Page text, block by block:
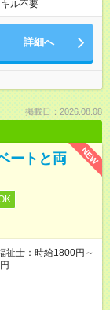
ル不要
詳細へ
掲載日：2026.08.08
NEW
ートと両
祉士：時給1800円～